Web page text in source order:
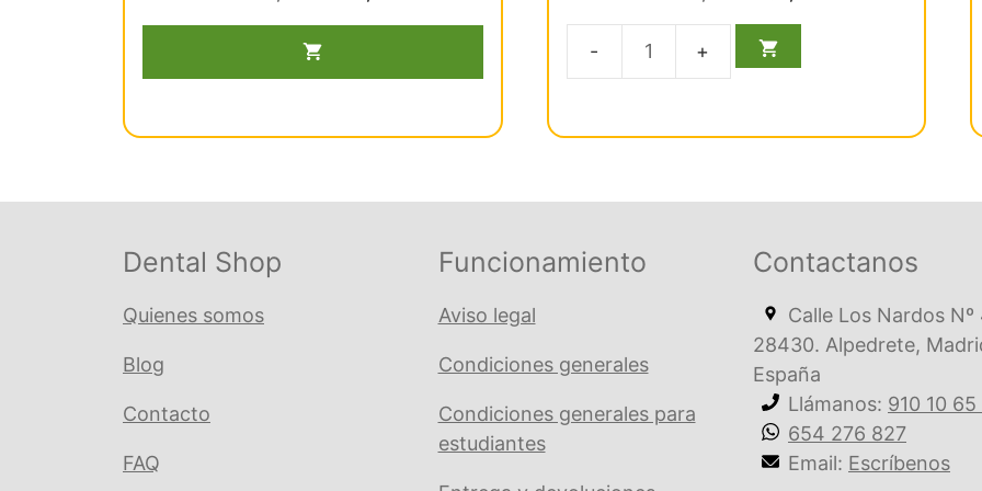
original
era:
Niño
cantidad
original
era:
Dental Shop
Quienes somos
Blog
Contacto
FAQ
Funcionamiento
Aviso legal
Condiciones generales
Condiciones generales para
estudiantes
Contactanos
Calle Los Nardos Nº
28430. Alpedrete,
España
Llámanos: 910 10 65
654 276 827
Email: Escríbenos